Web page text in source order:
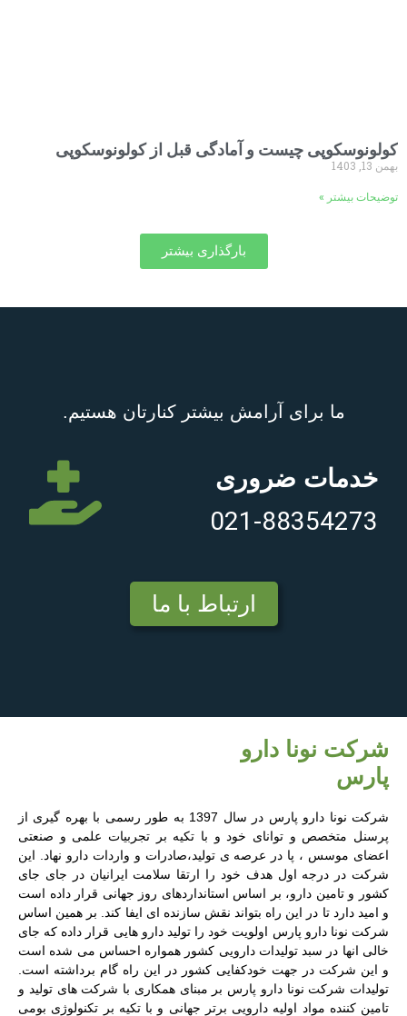
کولونوسکوپی چیست و آمادگی قبل از کولونوسکوپی
بهمن 13, 1403
توضیحات بیشتر »
بارگذاری بیشتر
ما برای آرامش بیشتر کنارتان هستیم.
خدمات ضروری
021-88354273
ارتباط با ما
شرکت نونا دارو
پارس
شرکت نونا دارو پارس در سال 1397 به طور رسمی با بهره گیری از
پرسنل متخصص و توانای خود و با تکیه بر تجربیات علمی و صنعتی
اعضای موسس ، پا در عرصه ی تولید،صادرات و واردات دارو نهاد. این
شرکت در درجه اول هدف خود را ارتقا سلامت ایرانیان در جای جای
کشور و تامین دارو، بر اساس استانداردهای روز جهانی قرار داده است
و امید دارد تا در این راه بتواند نقش سازنده ای ایفا کند. بر همین اساس
شرکت نونا دارو پارس اولویت خود را تولید دارو هایی قرار داده که جای
خالی انها در سبد تولیدات دارویی کشور همواره احساس می شده است
و این شرکت در جهت خودکفایی کشور در این راه گام برداشته است.
تولیدات شرکت نونا دارو پارس بر مبنای همکاری با شرکت های تولید و
تامین کننده مواد اولیه دارویی برتر جهانی و با تکیه بر تکنولوژی بومی